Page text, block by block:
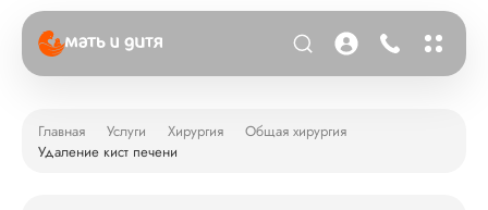
Главная Услуги Хирургия
Общая хирургия
Удаление кист печени